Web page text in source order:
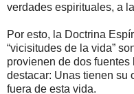
verdades espirituales, a
Por esto, la Doctrina
“vicisitudes de la vida”
provienen de dos
destacar: Unas tienen su
fuera de esta vida.